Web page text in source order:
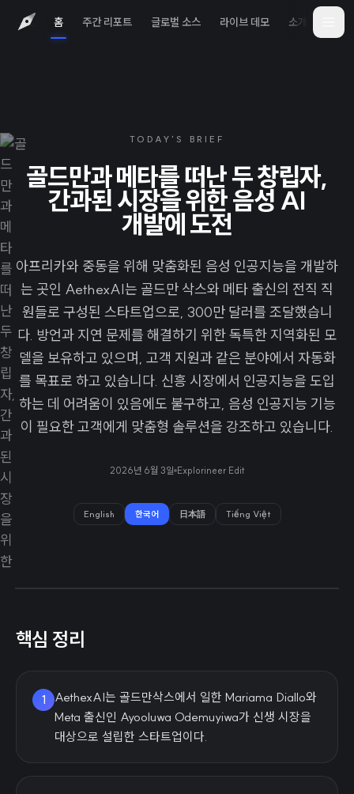
홈 주간 리포트 글로벌 소스 라이브 데모 소개
TODAY'S BRIEF
골드만과 메타를 떠난 두 창립자,
간과된 시장을 위한 음성 AI
개발에 도전
아프리카와 중동을 위해 맞춤화된 음성 인공지능을 개발하
는 곳인 AethexAI는 골드만 삭스와 메타 출신의 전직 직
원들로 구성된 스타트업으로, 300만 달러를 조달했습니
다. 방언과 지연 문제를 해결하기 위한 독특한 지역화된 모
델을 보유하고 있으며, 고객 지원과 같은 분야에서 자동화
를 목표로 하고 있습니다. 신흥 시장에서 인공지능을 도입
하는 데 어려움이 있음에도 불구하고, 음성 인공지능 기능
이 필요한 고객에게 맞춤형 솔루션을 강조하고 있습니다.
2026년 6월 3일 Explorineer Edit
English 한국어 日本語 Tiếng Việt
핵심 정리
1
AethexAI는 골드만삭스에서 일한 Mariama Diallo와
Meta 출신인 Ayooluwa Odemuyiwa가 신생 시장을
대상으로 설립한 스타트업이다.